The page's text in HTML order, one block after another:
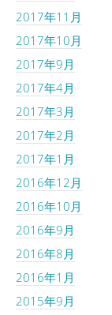
2017年11月
2017年10月
2017年9月
2017年4月
2017年3月
2017年2月
2017年1月
2016年12月
2016年10月
2016年9月
2016年8月
2016年1月
2015年9月